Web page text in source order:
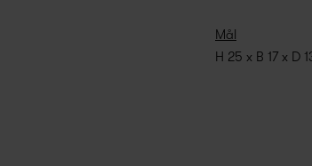
Mål
H 25 x B 17 x D